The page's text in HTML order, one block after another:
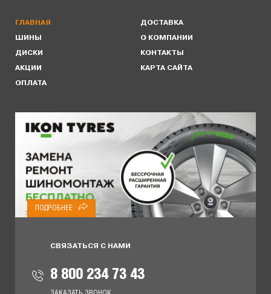
ГЛАВНАЯ
ШИНЫ
ДИСКИ
АКЦИИ
ОПЛАТА
ДОСТАВКА
О КОМПАНИИ
КОНТАКТЫ
КАРТА САЙТА
ПОДРОБНЕЕ
СВЯЗАТЬСЯ С НАМИ
8 800 234 73 43